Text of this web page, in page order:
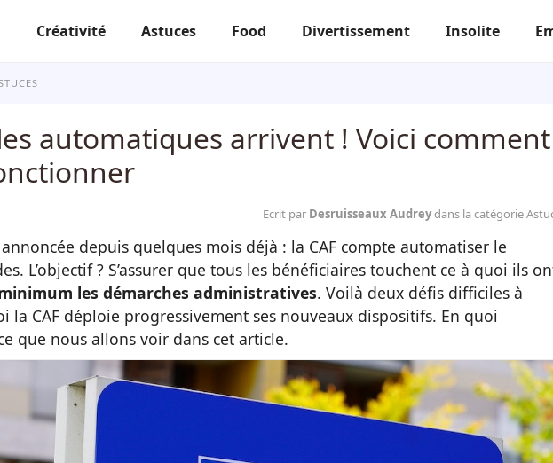
Créativité Astuces Food Divertissement Insolite
automatiques arrivent ! Voici comment
Ecrit par Desruisseaux Audreydans la catégorie
annoncée depuis quelques mois déjà : la CAF compte automatiser le
L’objectif ? S’assurer que tous les bénéficiaires touchent ce à quoi ils
les démarches administratives. Voilà deux défis difficiles à
la CAF déploie progressivement ses nouveaux dispositifs. En quoi
que nous allons voir dans cet article.